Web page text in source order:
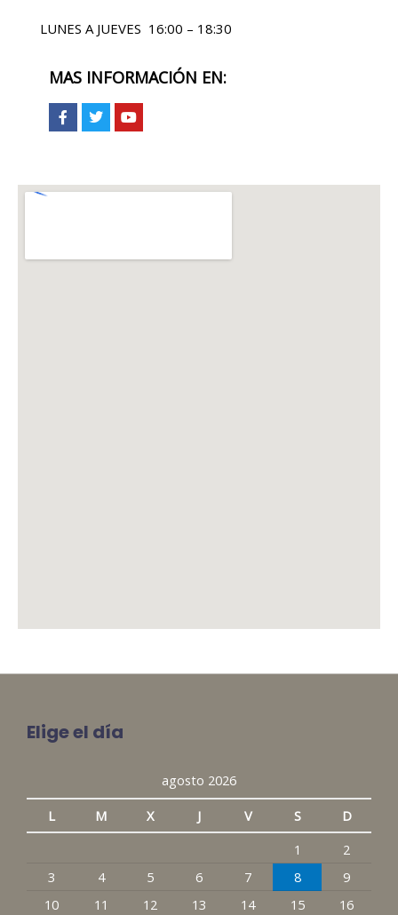
LUNES A JUEVES 16:00 – 18:30
MAS INFORMACIÓN EN:
Elige el día
agosto 2026
L
M X J V S
D
1
2
3
4 5 6 7 8
9
10
11 12 13 14 15
16